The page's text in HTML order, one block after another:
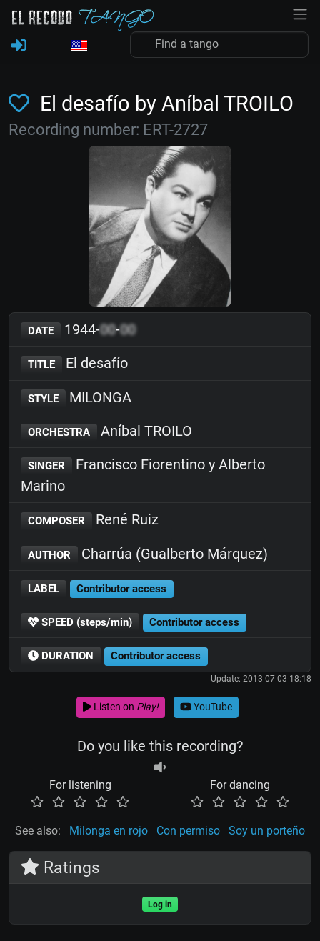
El desafío by Aníbal TROILO
Recording number: ERT-2727
DATE 1944-00-00
TITLE El desafío
STYLE MILONGA
ORCHESTRA Aníbal TROILO
SINGER
Francisco Fiorentino y Alberto
Marino
COMPOSER René Ruiz
AUTHOR Charrúa (Gualberto Márquez)
LABEL Contributor access
SPEED (steps/min) Contributor access
DURATION Contributor access
Update: 2013-07-03 18:18
Listen on Play! YouTube
Do you like this recording?
For listening For dancing
See also: Milonga en rojo Con permiso Soy un porteño
Ratings
Log in